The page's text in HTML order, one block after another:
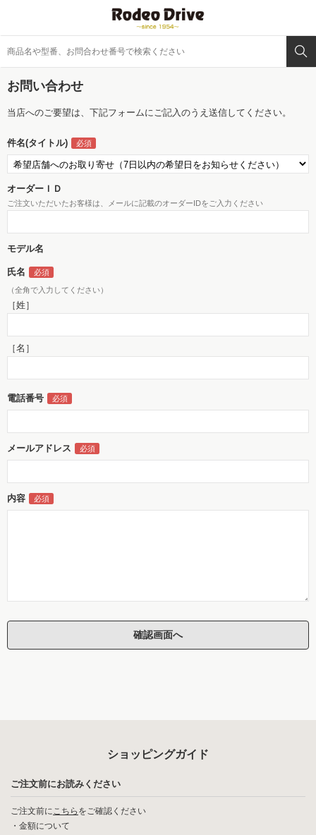
お問い合わせ
当店へのご要望は、下記フォームにご記入のうえ送信してください。
件名(タイトル)
オーダーＩＤ
ご注文いただいたお客様は、メールに記載のオーダーIDをご入力ください
モデル名
氏名
（全角で入力してください）
［姓］
［名］
電話番号
メールアドレス
内容
ショッピングガイド
ご注文前にお読みください
ご注文前にこちら をご確認ください
・ 金額について